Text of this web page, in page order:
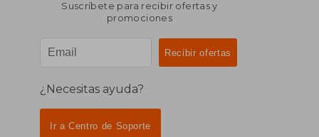
Suscríbete para recibir ofertas y
promociones
¿Necesitas ayuda?
Ir a Centro de Soporte